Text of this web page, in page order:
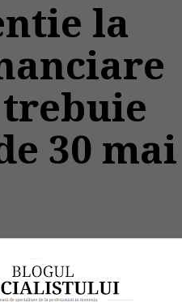
la
30 mai
1 articole.